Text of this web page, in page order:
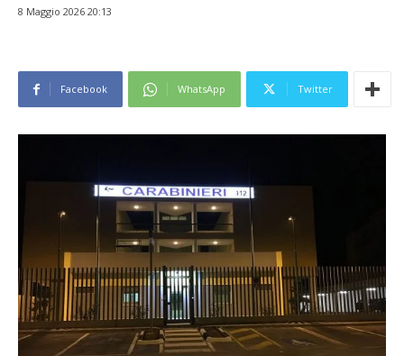
8 Maggio 2026 20:13
Facebook WhatsApp Twitter